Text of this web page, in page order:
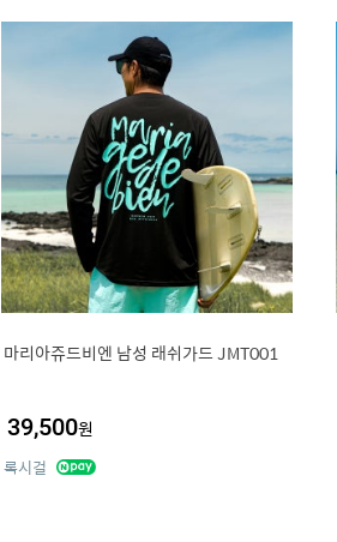
마리아쥬드비엔 남성 래쉬가드 JMT001
39,500원
록시걸